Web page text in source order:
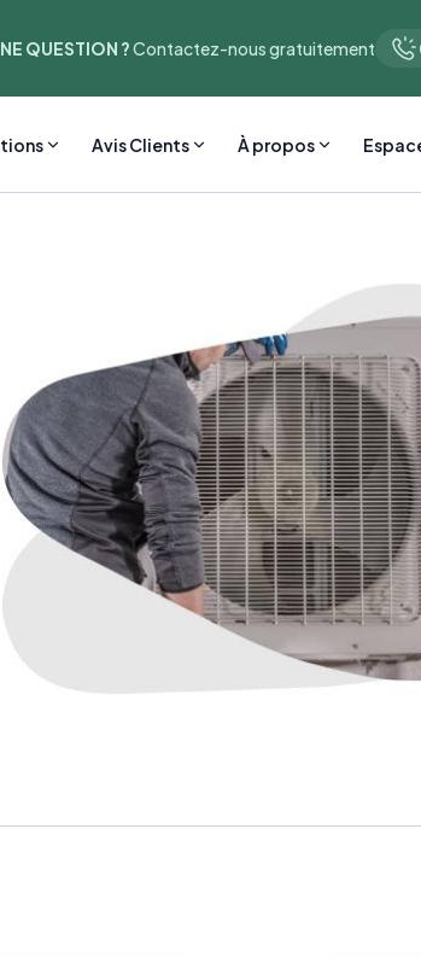
QUESTION ?Contactez-nous gratuitement
Avis Clients À propos